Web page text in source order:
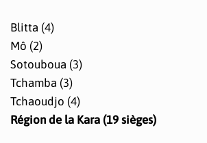
Blitta (4)
Mô (2)
Sotouboua (3)
Tchamba (3)
Tchaoudjo (4)
Région de la Kara (19 sièges)